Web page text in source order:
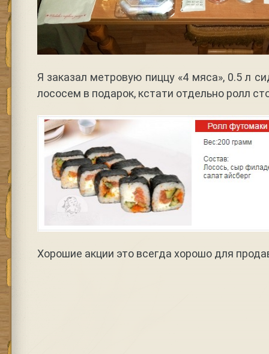
Я заказал метровую пиццу «4 мяса», 0.5 л
лососем в подарок, кстати отдельно ролл
Хорошие акции это всегда хорошо для